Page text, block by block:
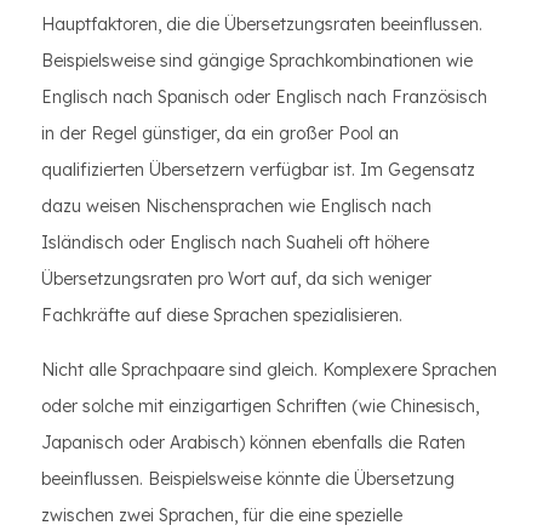
Hauptfaktoren, die die Übersetzungsraten beeinflussen.
Beispielsweise sind gängige Sprachkombinationen wie
Englisch nach Spanisch oder Englisch nach Französisch
in der Regel günstiger, da ein großer Pool an
qualifizierten Übersetzern verfügbar ist. Im Gegensatz
dazu weisen Nischensprachen wie Englisch nach
Isländisch oder Englisch nach Suaheli oft höhere
Übersetzungsraten pro Wort auf, da sich weniger
Fachkräfte auf diese Sprachen spezialisieren.
Nicht alle Sprachpaare sind gleich. Komplexere Sprachen
oder solche mit einzigartigen Schriften (wie Chinesisch,
Japanisch oder Arabisch) können ebenfalls die Raten
beeinflussen. Beispielsweise könnte die Übersetzung
zwischen zwei Sprachen, für die eine spezielle